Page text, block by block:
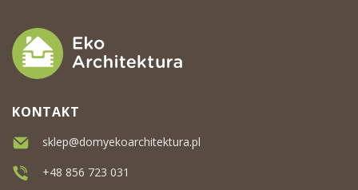
KONTAKT
sklep@domyekoarchitektura.pl
+48 856 723 031